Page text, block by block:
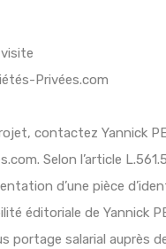
Privées.com
contactez Yannick
Selon l’article
d’une pièce
éditoriale de Yannick
salarial auprès de